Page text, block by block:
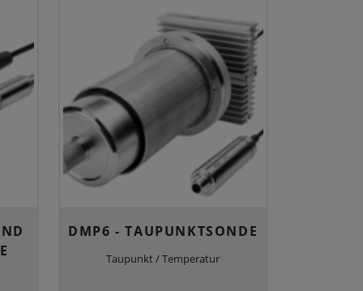
DMP6 - TAUPUNKTSONDE
Taupunkt / Temperatur